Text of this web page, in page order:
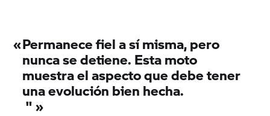
«Permanece fiel a sí misma, pero
nunca se detiene. Esta moto
muestra el aspecto que debe tener
una evolución bien hecha.
"»